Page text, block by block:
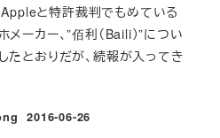
と特許裁判でもめている
ーカー、”佰利（Baili）”につい
たとおりだが、続報が入ってき
投稿日
2016-06-26